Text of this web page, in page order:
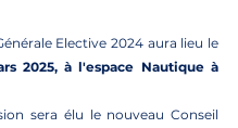
Elective 2024 aura lieu le
2025, à l'espace Nautique à
sera élu le nouveau Conseil